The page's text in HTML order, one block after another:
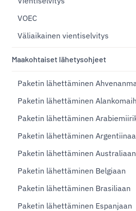
VOEC
Väliaikainen vientiselvitys
Maakohtaiset lähetysohjeet
Paketin lähettäminen
Paketin lähettäminen
Paketin lähettäminen
Paketin lähettäminen
Paketin lähettäminen Australiaan
Paketin lähettäminen Belgiaan
Paketin lähettäminen Brasiliaan
Paketin lähettäminen Espanjaan